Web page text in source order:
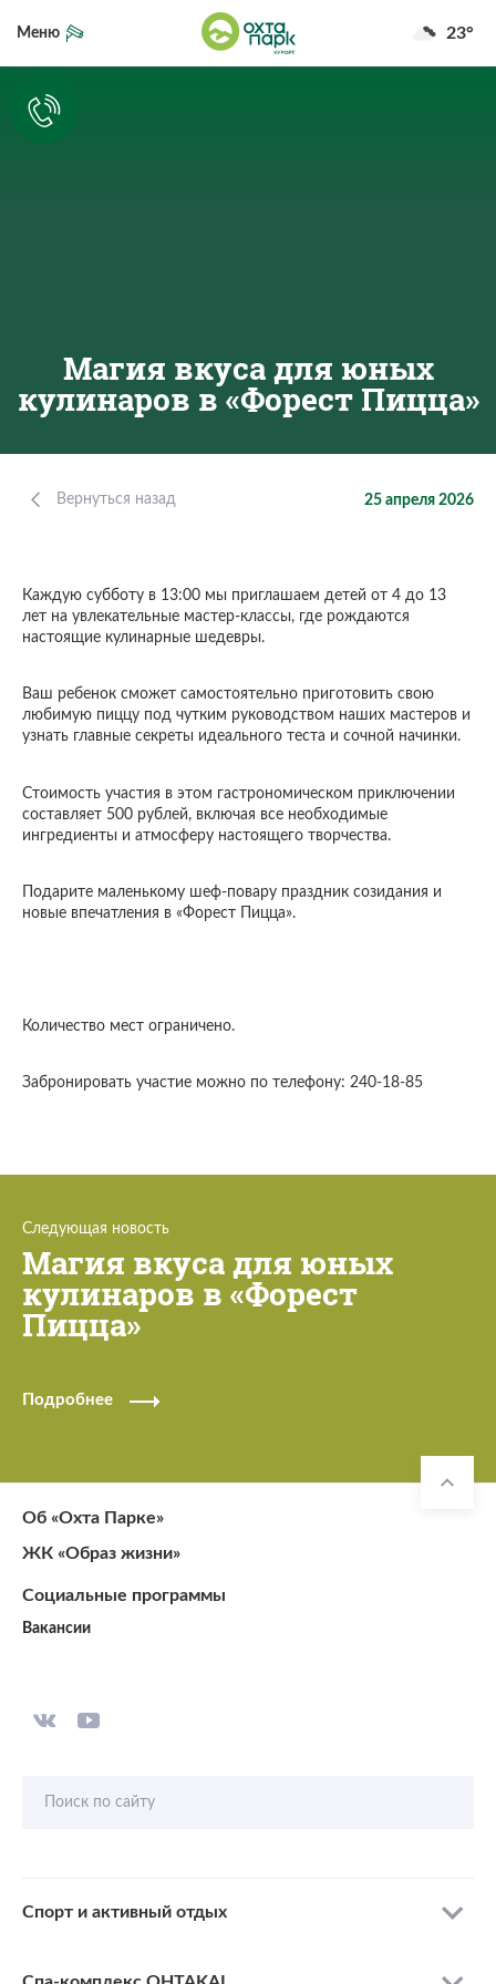
23°
Меню
Магия вкуса для юных
кулинаров в «Форест Пицца»
Вернуться назад 25 апреля 2026
Каждую субботу в 13:00 мы приглашаем детей от 4 до 13
лет на увлекательные мастер-классы, где рождаются
настоящие кулинарные шедевры.
Ваш ребенок сможет самостоятельно приготовить свою
любимую пиццу под чутким руководством наших мастеров и
узнать главные секреты идеального теста и сочной начинки.
Стоимость участия в этом гастрономическом приключении
составляет 500 рублей, включая все необходимые
ингредиенты и атмосферу настоящего творчества.
Подарите маленькому шеф-повару праздник созидания и
новые впечатления в «Форест Пицца».
Количество мест ограничено.
Забронировать участие можно по телефону: 240-18-85
Следующая новость
Магия вкуса для юных
кулинаров в «Форест
Пицца»
Подробнее
Об «Охта Парке»
ЖК «Образ жизни»
Социальные программы
Вакансии
Поиск по сайту
Спорт и активный отдых